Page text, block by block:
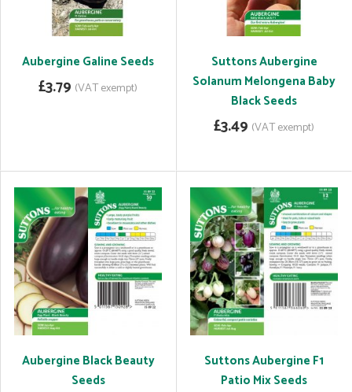
Aubergine Galine Seeds
£3.79 (VAT exempt)
Suttons Aubergine
Solanum Melongena Baby
Black Seeds
£3.49 (VAT exempt)
Aubergine Black Beauty
Seeds
Suttons Aubergine F1
Patio Mix Seeds